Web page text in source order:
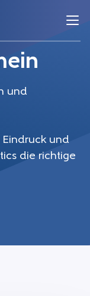
und
Eindruck und
die richtige